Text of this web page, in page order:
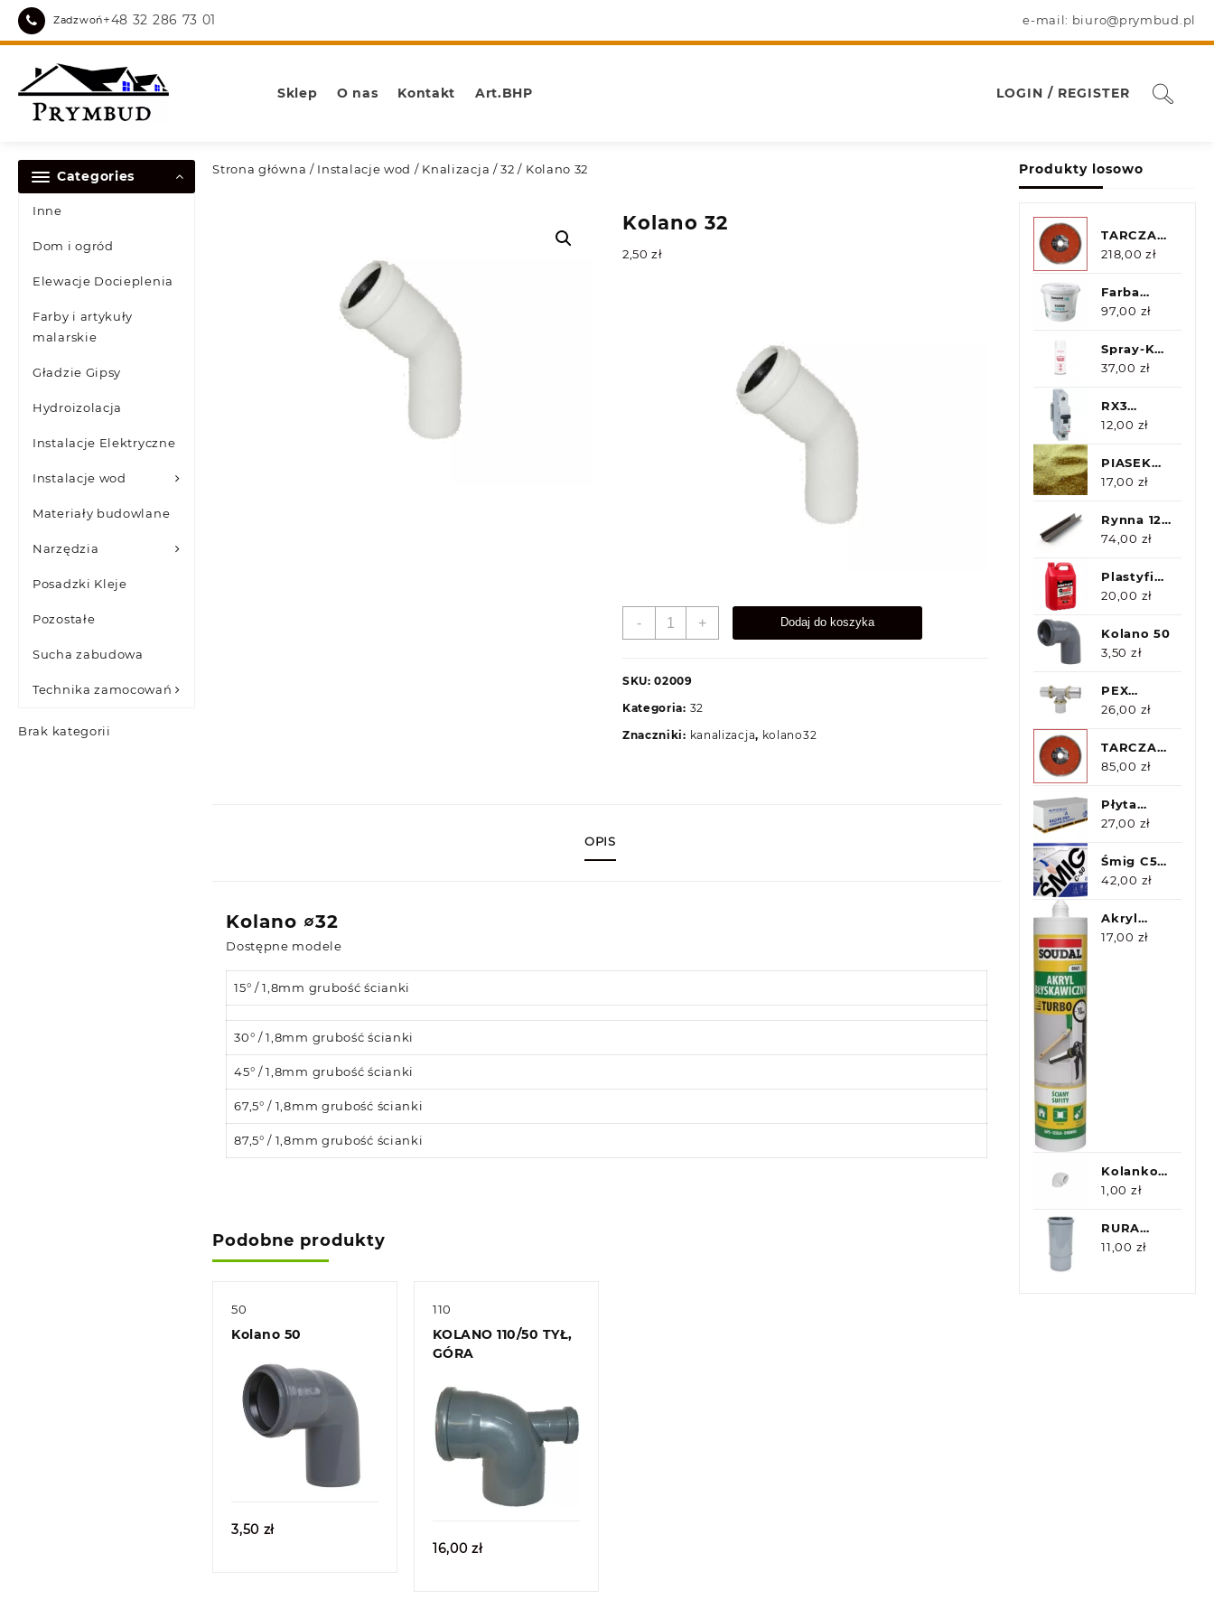
Skip
content
Zadzwoń+48 32 286 73 01 e-mail: biuro@prymbud.pl
Sklep O nas Kontakt Art.BHP LOGIN / REGISTER
Categories
Inne
Dom i ogród
Elewacje Docieplenia
Farby i artykuły
malarskie
Gładzie Gipsy
Hydroizolacja
Instalacje Elektryczne
Instalacje wod
Materiały budowlane
Narzędzia
Posadzki Kleje
Pozostałe
Sucha zabudowa
Technika zamocowań
Brak kategorii
Strona główna / Instalacje wod / Knalizacja /32 / Kolano 32
Kolano 32
2,50zł
-
ilość
+ Dodaj do koszyka
SKU:02009
Kategoria: 32
Znaczniki: kanalizacja, kolano32
OPIS
Kolano ∅32
Dostępne modele
15° / 1,8mm grubość ścianki
30° / 1,8mm grubość ścianki
45° / 1,8mm grubość ścianki
67,5° / 1,8mm grubość ścianki
87,5° / 1,8mm grubość ścianki
Podobne produkty
50
Kolano 50
Quick view
3,50 zł
110
KOLANO 110/50 TYŁ,
GÓRA
Quick view
16,00zł
Produkty losowo
TARCZA
DIAMENTOWA
TEXUS
CUT
218,00zł
Farba
Premium
Greinplast
10L
97,00 zł
Spray-Kon
Blocker -
Plamy
37,00 zł
RX3
Wyłącznik
1P B10
12,00 zł
PIASEK
SUSZONY
25kg
17,00 zł
Rynna 125
PVC 4m
74,00 zł
Plastyfikator
do zapraw
20,00 zł
Kolano 50
3,50 zł
PEX
DURO
TRÓJNIK
16
26,00 zł
TARCZA
DIAMENTOWA
TEXUS
CUT
85,00 zł
Płyta
gipsowa
1200x2000
Rigips
27,00 zł
Śmig C50
5kg
42,00 zł
Akryl
Błyskawiczny
17,00 zł
Kolanko
PP 90st
1,00 zł
RURA
GŁĘBOKI
11,00 zł